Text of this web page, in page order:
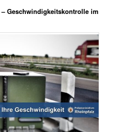
– Geschwindigkeitskontrolle im